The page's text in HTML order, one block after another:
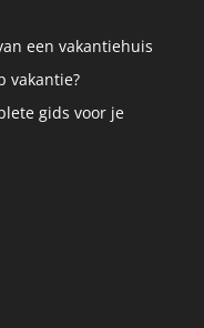
een vakantiehuis
vakantie?
gids voor je